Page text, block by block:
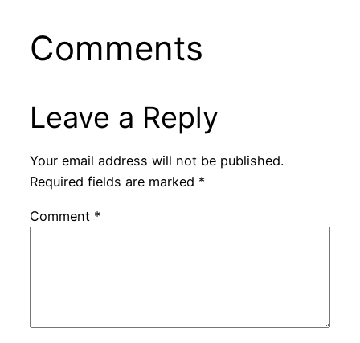
Comments
Leave a Reply
Your email address will not be published.
Required fields are marked *
Comment *